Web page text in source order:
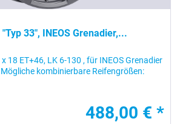
33", INEOS Grenadier,...
18 ET+46, LK 6-130 , für INEOS Grenadier
kombinierbare Reifengrößen:
488,00 € *